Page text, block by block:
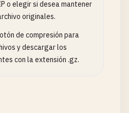
o elegir si desea mantener
originales.
de compresión para
y descargar los
con la extensión .gz.